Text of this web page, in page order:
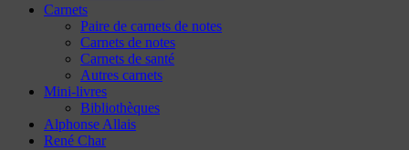
Carnets
Paire de carnets de notes
Carnets de notes
Carnets de santé
Autres carnets
Mini-livres
Bibliothèques
Alphonse Allais
René Char